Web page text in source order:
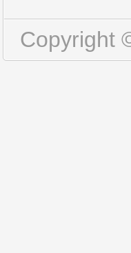
Copyright